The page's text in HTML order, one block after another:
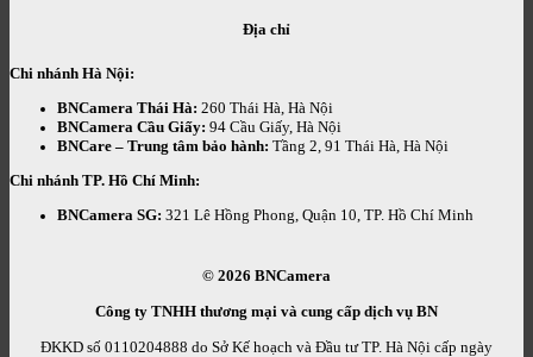
Địa chỉ
Chi nhánh Hà Nội:
BNCamera Thái Hà: 260 Thái Hà, Hà Nội
BNCamera Cầu Giấy: 94 Cầu Giấy, Hà Nội
BNCare – Trung tâm bảo hành: Tầng 2, 91 Thái Hà, Hà Nội
Chi nhánh TP. Hồ Chí Minh:
BNCamera SG: 321 Lê Hồng Phong, Quận 10, TP. Hồ Chí Minh
© 2026 BNCamera
Công ty TNHH thương mại và cung cấp dịch vụ BN
ĐKKD số 0110204888 do Sở Kế hoạch và Đầu tư TP. Hà Nội cấp ngày